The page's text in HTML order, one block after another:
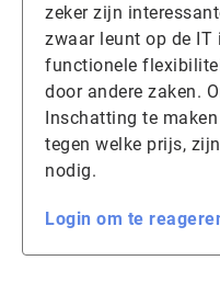
zeker zijn
zwaar leunt op de IT
functionele
door andere zaken.
Inschatting te
tegen welke prijs,
nodig.
Login om te